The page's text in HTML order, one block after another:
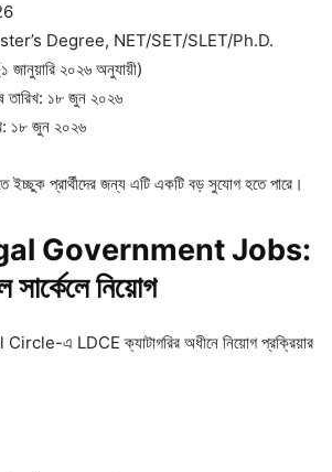
Degree, NET/SET/SLET/Ph.D.
জানুয়ারি ২০২৬ অনুযায়ী)
তারিখ: ১৮ জুন ২০২৬
১৮ জুন ২০২৬
ইচ্ছুক প্রার্থীদের জন্য এটি একটি বড় সুযোগ হতে পারে।
Government Jobs:
সার্কেলেনিয়োগ
এ LDCE ক্যাটাগরির অধীনে নিয়োগ প্রক্রিয়ার